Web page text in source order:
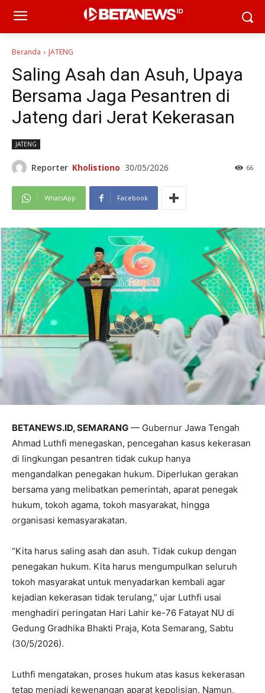
Beranda JATENG
Saling Asah dan Asuh, Upaya
Bersama Jaga Pesantren di
Jateng dari Jerat Kekerasan
JATENG
Reporter Kholistiono 30/05/2026 66
WhatsApp Facebook
BETANEWS.ID, SEMARANG — Gubernur Jawa Tengah
Ahmad Luthfi menegaskan, pencegahan kasus kekerasan
di lingkungan pesantren tidak cukup hanya
mengandalkan penegakan hukum. Diperlukan gerakan
bersama yang melibatkan pemerintah, aparat penegak
hukum, tokoh agama, tokoh masyarakat, hingga
organisasi kemasyarakatan.
“Kita harus saling asah dan asuh. Tidak cukup dengan
penegakan hukum. Kita harus mengumpulkan seluruh
tokoh masyarakat untuk menyadarkan kembali agar
kejadian kekerasan tidak terulang,” ujar Luthfi usai
menghadiri peringatan Hari Lahir ke-76 Fatayat NU di
Gedung Gradhika Bhakti Praja, Kota Semarang, Sabtu
(30/5/2026).
Luthfi mengatakan, proses hukum atas kasus kekerasan
tetap menjadi kewenangan aparat kepolisian. Namun,